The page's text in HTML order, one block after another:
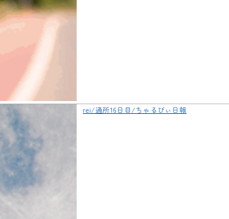
rei/通所16日目/ちゃるびぃ日報